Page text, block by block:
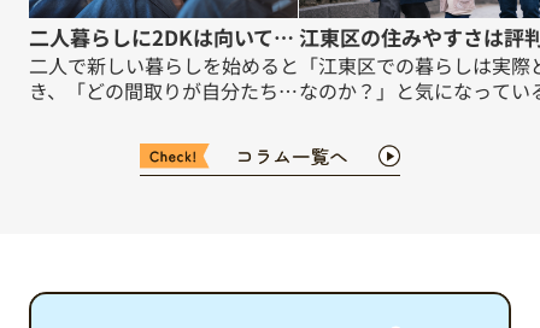
二人暮らしに2DKは向いているの？違いや選び方も紹介
二人で新しい暮らしを始めると
き、「どの間取りが自分たちに
りの違いは何か」と悩まれる方
は多いのではないでしょうか。
す。二人の暮らしがより快適な
「江東区での暮らしは実際
なのか？」と気になってい
治安は本当に良いのか、交
クセスは便利なのか、子育
て、最新の情報をもとにや